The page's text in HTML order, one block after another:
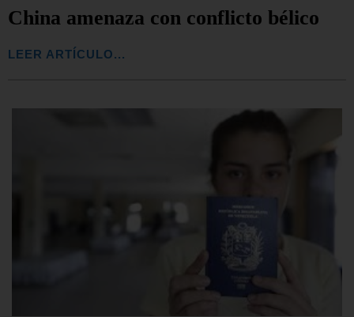
China amenaza con conflicto bélico
LEER ARTÍCULO...